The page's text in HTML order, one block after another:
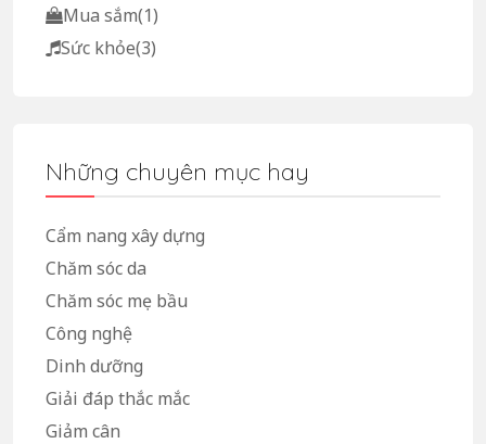
Mua sắm(1)
Sức khỏe(3)
Những chuyên mục hay
Cẩm nang xây dựng
Chăm sóc da
Chăm sóc mẹ bầu
Công nghệ
Dinh dưỡng
Giải đáp thắc mắc
Giảm cân